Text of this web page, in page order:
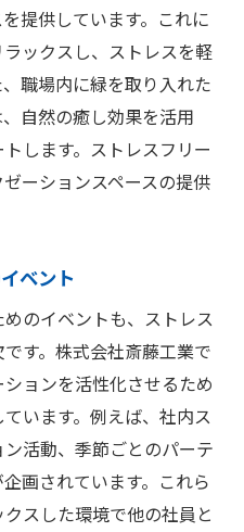
提供しています。これに
ックスし、ストレスを軽
職場内に緑を取り入れた
自然の癒し効果を活用
します。ストレスフリー
ーションスペースの提供
ベント
のイベントも、ストレス
す。株式会社斎藤工業で
ョンを活性化させるため
います。例えば、社内ス
活動、季節ごとのパーテ
画されています。これら
スした環境で他の社員と